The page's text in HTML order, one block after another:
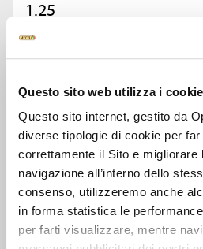
Questo sito web utilizza i cookie
Questo sito internet, gestito da
diverse tipologie di cookie per
correttamente il Sito e migliorare
navigazione all’interno dello
consenso, utilizzeremo anche
in forma statistica le
per farti visualizzare, mentre
1.25
PIECES IN PACK:
10
ASK FOR
DATA